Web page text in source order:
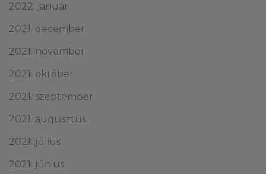
2022. január
2021. december
2021. november
2021. október
2021. szeptember
2021. augusztus
2021. július
2021. június